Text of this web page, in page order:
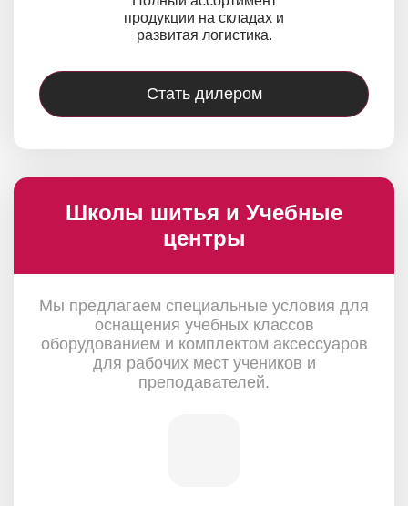
продукции на складах и
развитая логистика.
Стать дилером
Школы шитья и Учебные
центры
Мы предлагаем специальные условия для
оснащения учебных классов
оборудованием и комплектом аксессуаров
для рабочих мест учеников и
преподавателей.